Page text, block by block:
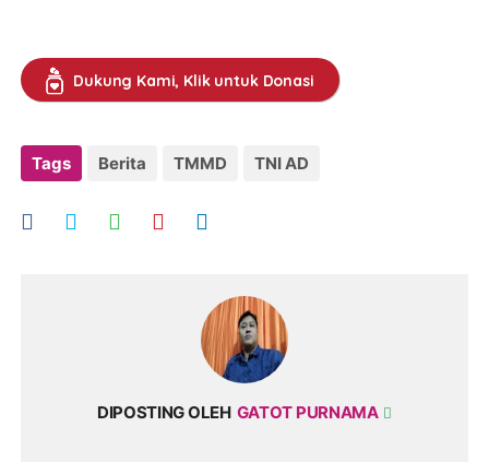
Dukung Kami, Klik untuk Donasi
Tags Berita TMMD TNI AD
DIPOSTING OLEH GATOT PURNAMA